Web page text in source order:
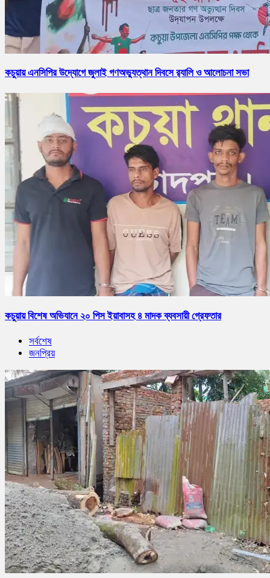
কচুয়ায় এনসিপির উদ্যোগে জুলাই গণঅভ্যুত্থান দিবসে র‌্যালি ও আলোচনা সভা
কচুয়ায় বিশেষ অভিযানে ২০ পিস ইয়াবাসহ ৪ মাদক ব্যবসায়ী গ্রেফতার
সর্বশেষ
জনপ্রিয়